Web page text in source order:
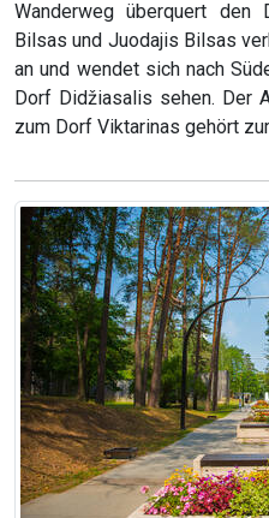
Wanderweg überquert
Bilsas und Juodajis Bilsas
an und wendet sich nach
Dorf Didžiasalis sehen. Der
zum Dorf Viktarinas gehört